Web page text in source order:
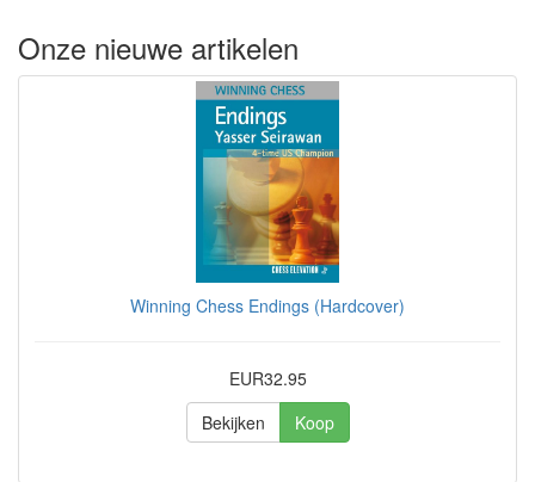
Onze nieuwe artikelen
Winning Chess Endings (Hardcover)
EUR32.95
Bekijken
Koop